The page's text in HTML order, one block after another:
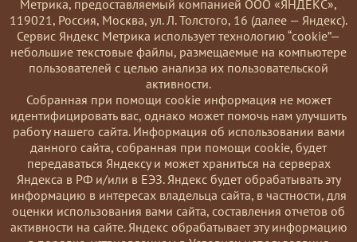
Метрика, предоставляемый компанией ООО «ЯНДЕКС»,
119021, Россия, Москва, ул. Л. Толстого, 16 (далее — Яндекс).
Сервис Яндекс Метрика использует технологию “cookie”—
небольшие текстовые файлы, размещаемые на компьютере
пользователей с целью анализа их пользовательской
активности.
Coбранная при помощи cookie информация не может
идентифицировать вас, однако может помочь нам улучшить
работу нашего сайта. Информация об использовании вами
данного сайта, собранная при помощи cookie, будет
передаваться Яндексу и может храниться на серверах
Яндекса в РФ и/или в ЕЭЗ. Яндекс будет обрабатывать эту
информацию в интересах владельца сайта, в частности, для
оценки использования вами сайта, составления отчетов об
активности на сайте. Яндекс обрабатывает эту информацию